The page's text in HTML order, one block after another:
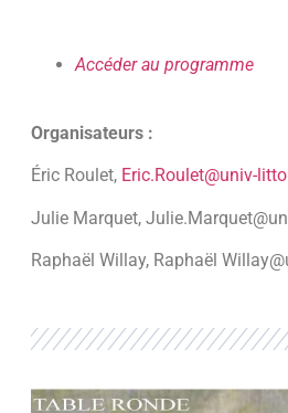
Accéder au programme
Organisateurs :
Éric Roulet, Eric.Roulet@univ-
Julie Marquet,
Raphaël Willay, Raphaël